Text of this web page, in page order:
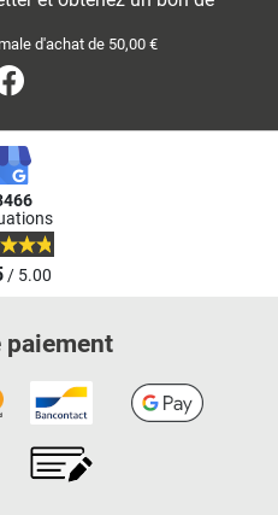
d'achat de 50,00 €
/ 5.00
paiement